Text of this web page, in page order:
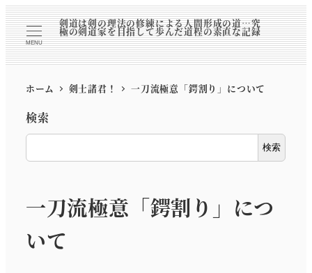
MENU
剣道は剣の理法の修練による人間形成の道…究
極の剣道家を目指して歩んだ道程の素直な記録
ホーム 剣士諸君！ 一刀流極意「鍔割り」について
検索
検索
一刀流極意「鍔割り」につ
いて